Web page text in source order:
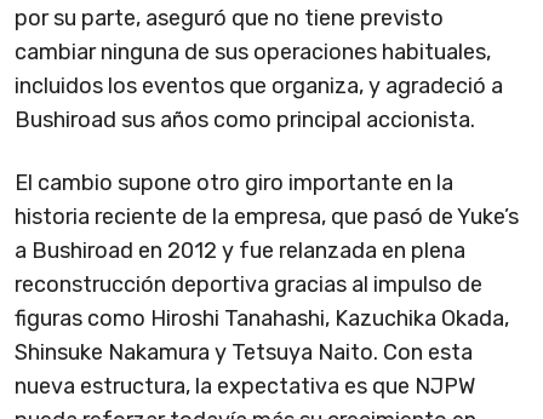
por su parte, aseguró que no tiene previsto
cambiar ninguna de sus operaciones habituales,
incluidos los eventos que organiza, y agradeció a
Bushiroad sus años como principal accionista.
El cambio supone otro giro importante en la
historia reciente de la empresa, que pasó de Yuke’s
a Bushiroad en 2012 y fue relanzada en plena
reconstrucción deportiva gracias al impulso de
figuras como Hiroshi Tanahashi, Kazuchika Okada,
Shinsuke Nakamura y Tetsuya Naito. Con esta
nueva estructura, la expectativa es que NJPW